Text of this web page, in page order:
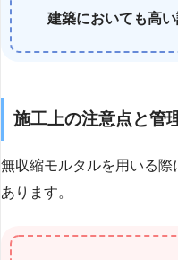
建築においても高い
施工上の注意点と管
無収縮モルタルを用いる
あります。